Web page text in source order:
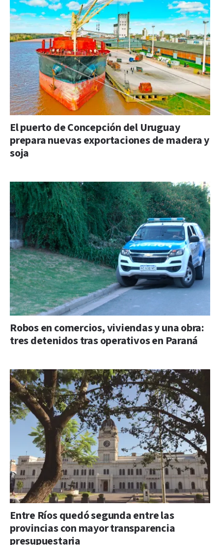
El puerto de Concepción del Uruguay
prepara nuevas exportaciones de madera y
soja
Robos en comercios, viviendas y una obra:
tres detenidos tras operativos en Paraná
Entre Ríos quedó segunda entre las
provincias con mayor transparencia
presupuestaria